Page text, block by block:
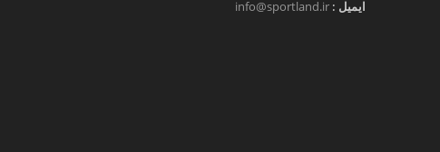
ایمیل : info@sportland.ir